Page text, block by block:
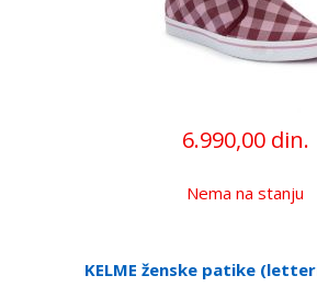
6.990,00 din.
Nema na stanju
KELME ženske patike